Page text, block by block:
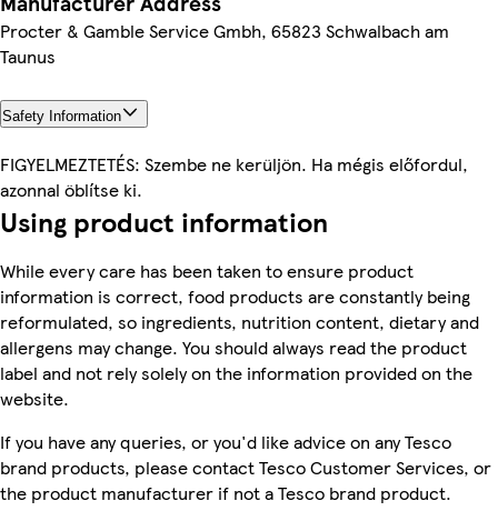
Procter & Gamble Service Gmbh, 65823 Schwalbach am
Taunus
Safety Information
FIGYELMEZTETÉS: Szembe ne kerüljön. Ha mégis előfordul,
azonnal öblítse ki.
Using product information
While every care has been taken to ensure product
information is correct, food products are constantly being
reformulated, so ingredients, nutrition content, dietary and
allergens may change. You should always read the product
label and not rely solely on the information provided on the
website.
If you have any queries, or you'd like advice on any Tesco
brand products, please contact Tesco Customer Services, or
the product manufacturer if not a Tesco brand product.